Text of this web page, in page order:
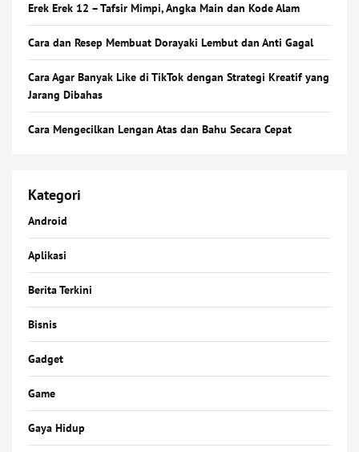
Erek Erek 12 – Tafsir Mimpi, Angka Main dan Kode Alam
Cara dan Resep Membuat Dorayaki Lembut dan Anti Gagal
Cara Agar Banyak Like di TikTok dengan Strategi Kreatif yang
Jarang Dibahas
Cara Mengecilkan Lengan Atas dan Bahu Secara Cepat
Kategori
Android
Aplikasi
Berita Terkini
Bisnis
Gadget
Game
Gaya Hidup